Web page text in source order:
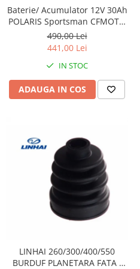
Baterii ATV
Bloc lumini
Blocuri Comenzi
Bobina inductie
Butoane
CALCULATOR SERVO
Contacte
ELECTROMOTOR
Termostate
Protectii
Armura Moto
Centura Spate
Gat
Genunchiere
Slidere
Baterie/ Acumulator 12V 30Ah
POLARIS Sportsman CFMOTO
400 / 450 AU / 550 / 625 / 820 /
850 / 1000 fara intretinere
490,00 Lei
441,00 Lei
IN STOC
ADAUGA IN COS
LINHAI 260/300/400/550
BURDUF PLANETARA FATA /